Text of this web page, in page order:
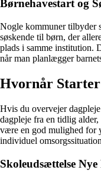
Børnehavestart og
Nogle kommuner tilbyder
søskende til børn, der
plads i samme institution.
når man planlægger
Hvornår
Hvis du overvejer
dagpleje fra en tidlig
være en god mulighed for
individuel
Skoleudsættelse Nye